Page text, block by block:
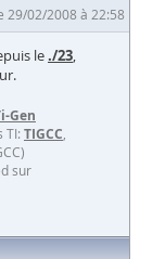
29/02/2008 à 22:58
le./23,
Gen
TI: TIGCC
sur